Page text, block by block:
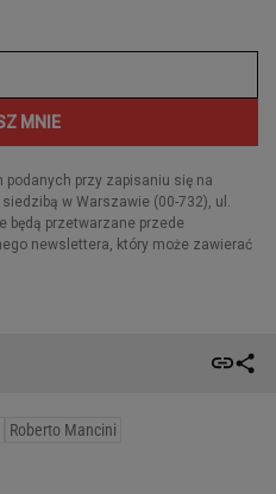
Roberto Mancini